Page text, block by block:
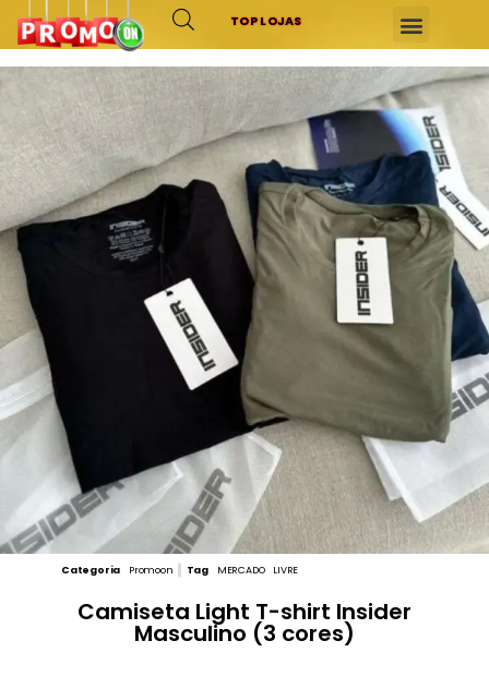
TOP LOJAS
Categoria Promoon Tag MERCADO LIVRE
Camiseta Light T-shirt Insider
Masculino (3 cores)